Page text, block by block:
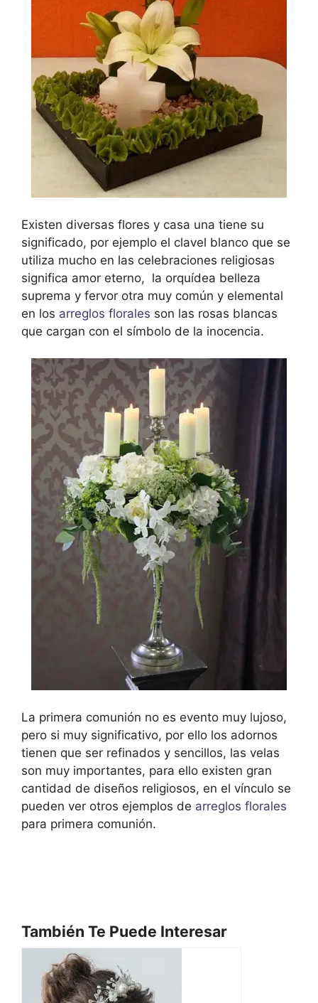
Existen diversas flores y casa una tiene su
significado, por ejemplo el clavel blanco que se
utiliza mucho en las celebraciones religiosas
significa amor eterno, la orquídea belleza
suprema y fervor otra muy común y elemental
en los arreglos florales son las rosas blancas
que cargan con el símbolo de la inocencia.
La primera comunión no es evento muy lujoso,
pero si muy significativo, por ello los adornos
tienen que ser refinados y sencillos, las velas
son muy importantes, para ello existen gran
cantidad de diseños religiosos, en el vínculo se
pueden ver otros ejemplos de arreglos florales
para primera comunión.
También Te Puede Interesar